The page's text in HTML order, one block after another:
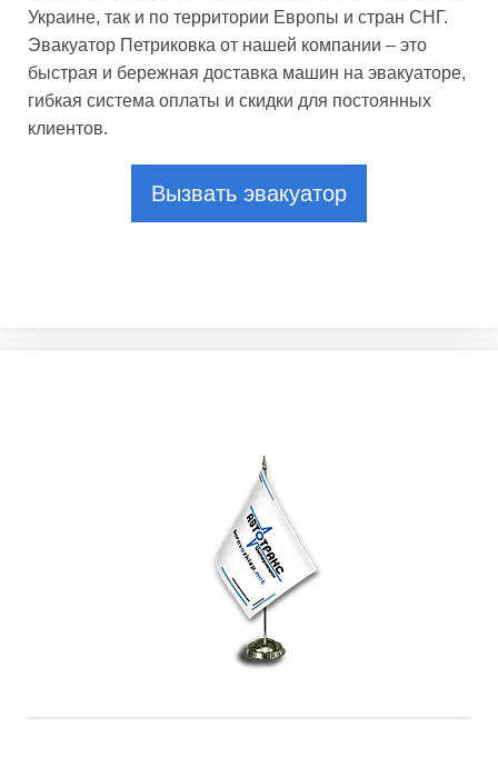
Украине, так и по территории Европы и стран СНГ.
Эвакуатор Петриковка от нашей компании – это
быстрая и бережная доставка машин на эвакуаторе,
гибкая система оплаты и скидки для постоянных
клиентов.
Вызвать эвакуатор